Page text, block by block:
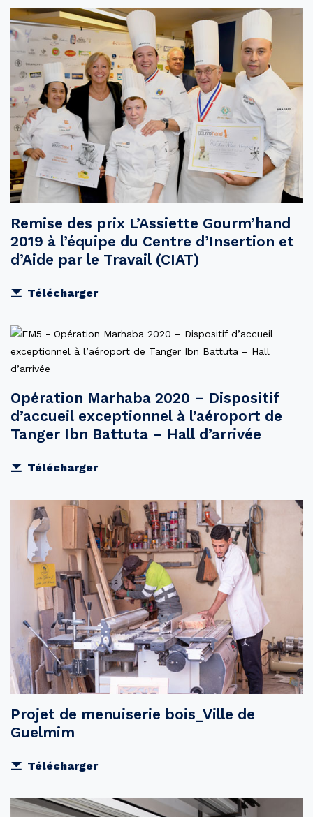
Remise des prix L’Assiette Gourm’hand
2019 à l’équipe du Centre d’Insertion et
d’Aide par le Travail (CIAT)
Télécharger
Opération Marhaba 2020 – Dispositif
d’accueil exceptionnel à l’aéroport de
Tanger Ibn Battuta – Hall d’arrivée
Télécharger
Projet de menuiserie bois_Ville de
Guelmim
Télécharger